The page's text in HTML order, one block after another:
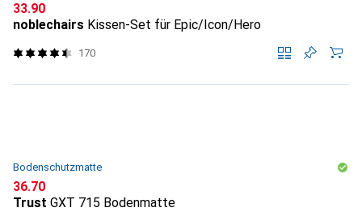
CHF
33.90
noblechairs Kissen-Set für Epic/Icon/Hero
170
Bodenschutzmatte
CHF
36.70
Trust GXT 715 Bodenmatte